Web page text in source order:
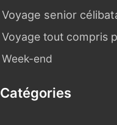
Voyage senior
Voyage tout compris
Week-end
Catégories